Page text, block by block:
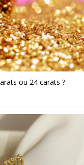
ou 24 carats ?